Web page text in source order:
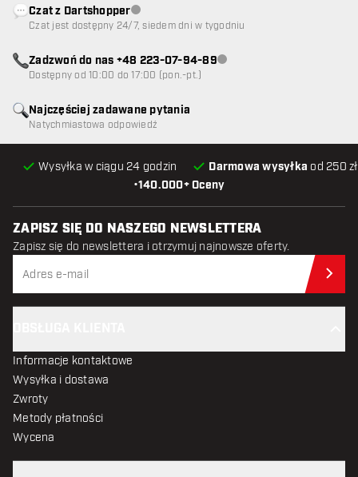
•140.000+ Oceny
Wysyłka w ciągu 24 godzin Darmowa wysyłka od 250
Najczęściej zadawane pytania
Natychmiastowa odpowiedź
Czat z DartshopperObsługa klienta niedostępna
Czat jest dostępny 24/7, siedem dni w tygodniu
Zadzwoń do nas +48 223-07-94-89Obsługa klienta niedostępna
Dostępny od 10:00 do 17:00 (pon.-pt.)
ZAPISZ SIĘ DO NASZEGO NEWSLETTERA
Zapisz się do newslettera i otrzymuj najnowsze oferty.
Informacje kontaktowe
Wysyłka i dostawa
Zwroty
Metody płatności
Wycena